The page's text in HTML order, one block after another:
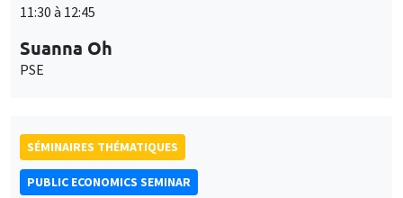
11:30 à 12:45
Suanna Oh
PSE
SÉMINAIRES THÉMATIQUES
PUBLIC ECONOMICS SEMINAR